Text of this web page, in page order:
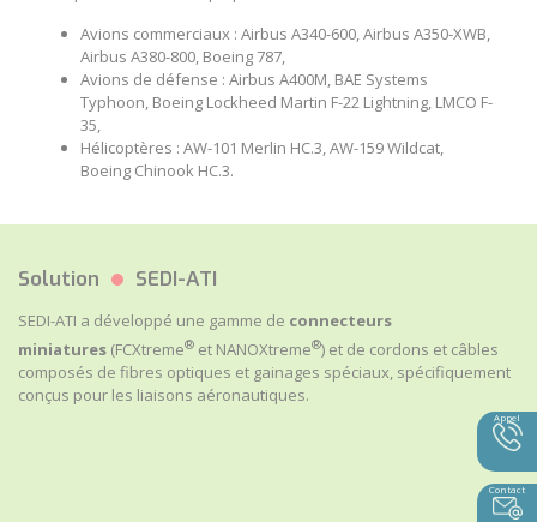
Avions commerciaux : Airbus A340-600, Airbus A350-XWB,
Airbus A380-800, Boeing 787,
Avions de défense : Airbus A400M, BAE Systems
Typhoon, Boeing Lockheed Martin F-22 Lightning, LMCO F-
35,
Hélicoptères : AW-101 Merlin HC.3, AW-159 Wildcat,
Boeing Chinook HC.3.
Solution SEDI-ATI
SEDI-ATI a développé une gamme de connecteurs
miniatures (FCXtreme® et NANOXtreme®) et de cordons et câbles
composés de fibres optiques et gainages spéciaux, spécifiquement
conçus pour les liaisons aéronautiques.
Appel
Contact